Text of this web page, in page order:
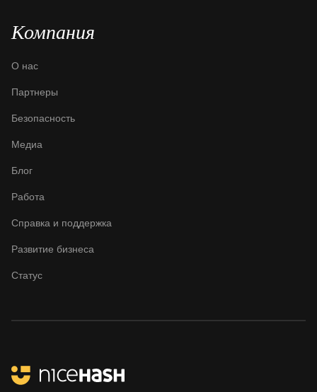
Компания
О нас
Партнеры
Безопасность
Медиа
Блог
Работа
Справка и поддержка
Развитие бизнеса
Статус